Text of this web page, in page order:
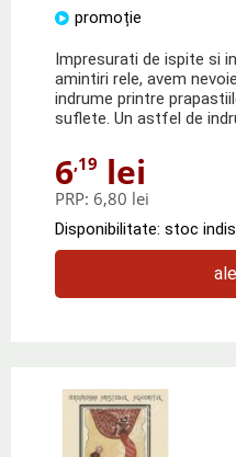
promoție
Impresurati de ispite si
amintiri rele, avem
indrume printre
suflete. Un astfel de
6,19 lei
PRP: 6,80 lei
Disponibilitate: stoc